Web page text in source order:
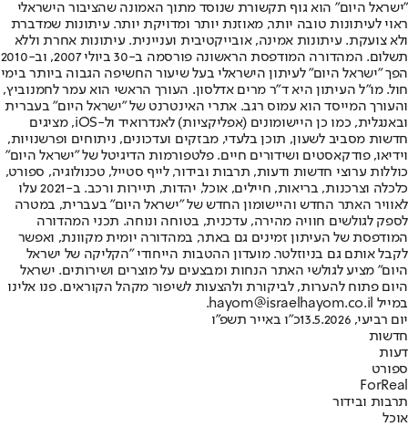
"ישראל היום" הוא גוף תקשורת שנוסד מתוך האמונה שהציבור הישראלי
ראוי לעיתונות טובה יותר, מאוזנת יותר ומדויקת יותר. עיתונות שמדברת
ולא צועקת. עיתונות אמינה, אובייקטיבית ועניינית. עיתונות אחרת וללא
תשלום. המהדורה המודפסת הראשונה פורסמה ב-30 ביולי 2007, וב-2010
הפך "ישראל היום" לעיתון הישראלי בעל שיעור החשיפה הגבוה ביותר בימי
חול. מו"ל העיתון היא ד"ר מרים אדלסון. העורך הראשי הוא עמר לחמנוביץ,
והעורך המייסד הוא עמוס רגב. אתרי האינטרנט של "ישראל היום" בעברית
ובאנגלית, כמו כן היישומונים (אפליקציות) לאנדרואיד ול-iOS, מציגים
חדשות מסביב לשעון, תוכן בלעדי, מבזקים ועדכונים, ניתוחים ופרשנויות,
וידיאו, פודקאסטים ושידורים חיים. פלטפורמות הדיגיטל של "ישראל היום"
כוללות ערוצי חדשות ודעות, תרבות ובידור, לייף סטייל, טכנולוגיה, ספורט,
כלכלה וצרכנות, בריאות, חיילים, אוכל, יהדות, תיירות ורכב. ב-2021 עלו
לאוויר האתר החדש והיישומון החדש של "ישראל היום" בעברית, במטרה
לספק לגולשים חוויה מהירה, עדכנית, בטוחה ונוחה. תכני המהדורה
המודפסת של העיתון זמינים גם באתר, במהדורה יומית מקוונת, ואפשר
לקבל אותם גם בניוזלטר. מועדון ההטבות הייחודי "הקליקה של ישראל
היום" מציע לגולשי האתר הנחות ומבצעים על מוצרים ושירותים. ישראל
היום פתוח להערות, לביקורת ולהצעות לשיפור מקהל הקוראים. פנו אלינו
במייל hayom@israelhayom.co.il.
יום רביעי, 13.5.2026
כ"ו באייר תשפ"ו
חדשות
דעות
ספורט
ForReal
תרבות ובידור
אוכל